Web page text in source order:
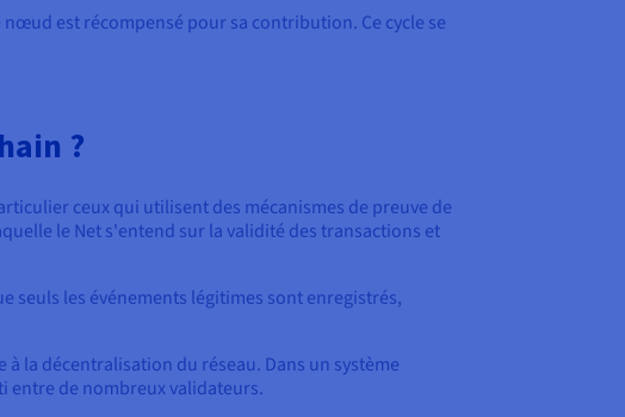
est récompensé pour sa contribution. Ce cycle se
?
ceux qui utilisent des mécanismes de preuve de
le Net s'entend sur la validité des transactions et
seuls les événements légitimes sont enregistrés,
la décentralisation du réseau. Dans un système
entre de nombreux validateurs.